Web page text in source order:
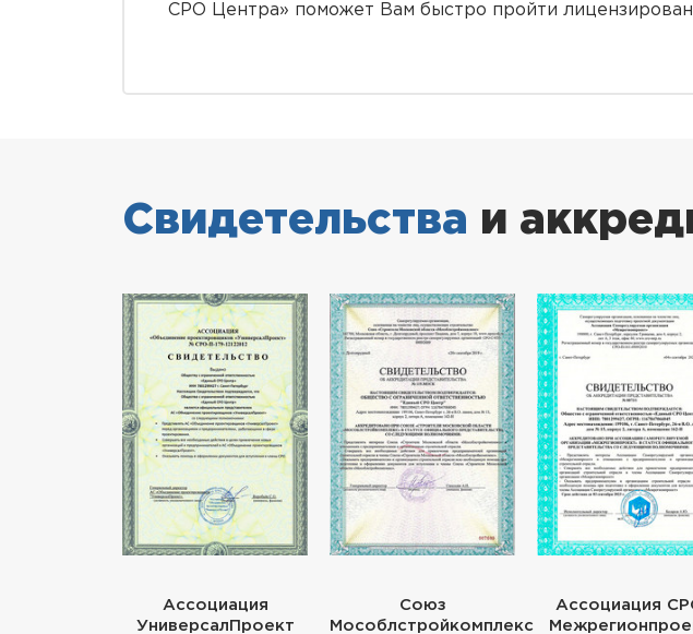
СРО Центра» поможет Вам быстро пройти
Свидетельства и
Ассоциация
УниверсалПроект
Союз
Мособлстройкомплекс
Ассоциация